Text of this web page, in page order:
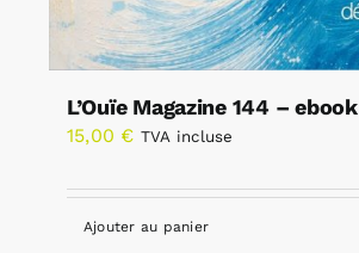
L’Ouïe Magazine 144 – ebook
15,00 € TVA incluse
Ajouter au panier